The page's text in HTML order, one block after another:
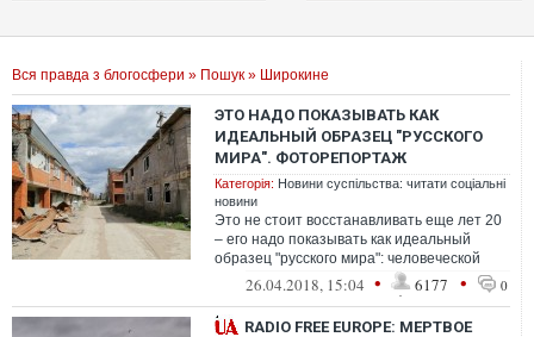
Вся правда з блогосфери » Пошук » Широкине
ЭТО НАДО ПОКАЗЫВАТЬ КАК
ИДЕАЛЬНЫЙ ОБРАЗЕЦ "РУССКОГО
МИРА". ФОТОРЕПОРТАЖ
Категорія: Новини суспільства: читати соціальні
новини
Это не стоит восстанавливать еще лет 20
– его надо показывать как идеальный
образец "русского мира": человеческой
жадности, долбоящерства и дурной над...
26.04.2018, 15:04 • 6177 • 0
RADIO FREE EUROPE: МЕРТВОЕ